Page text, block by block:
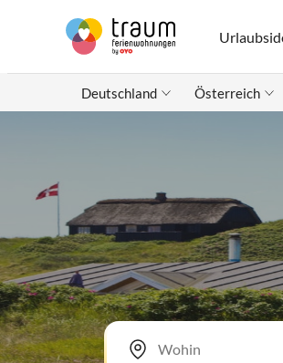
Deutschland Österreich